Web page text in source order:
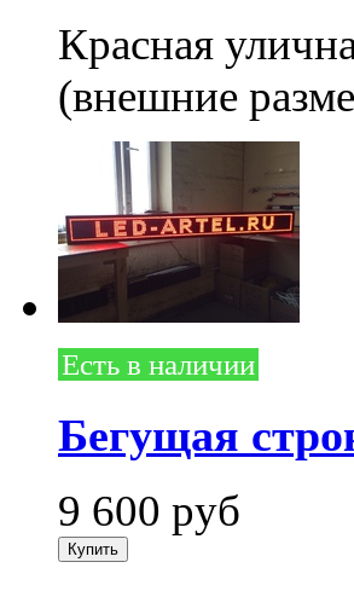
Красная
(внешние
Есть в наличии
Бегущая
9 600 руб